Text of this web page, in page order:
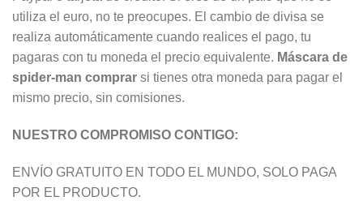
utiliza el euro, no te preocupes. El cambio de divisa se
realiza automáticamente cuando realices el pago, tu
pagaras con tu moneda el precio equivalente. Máscara de
spider-man comprar si tienes otra moneda para pagar el
mismo precio, sin comisiones.
NUESTRO COMPROMISO CONTIGO:
ENVÍO GRATUITO EN TODO EL MUNDO, SOLO PAGA
POR EL PRODUCTO.